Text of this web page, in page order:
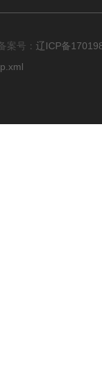
号： 辽ICP备